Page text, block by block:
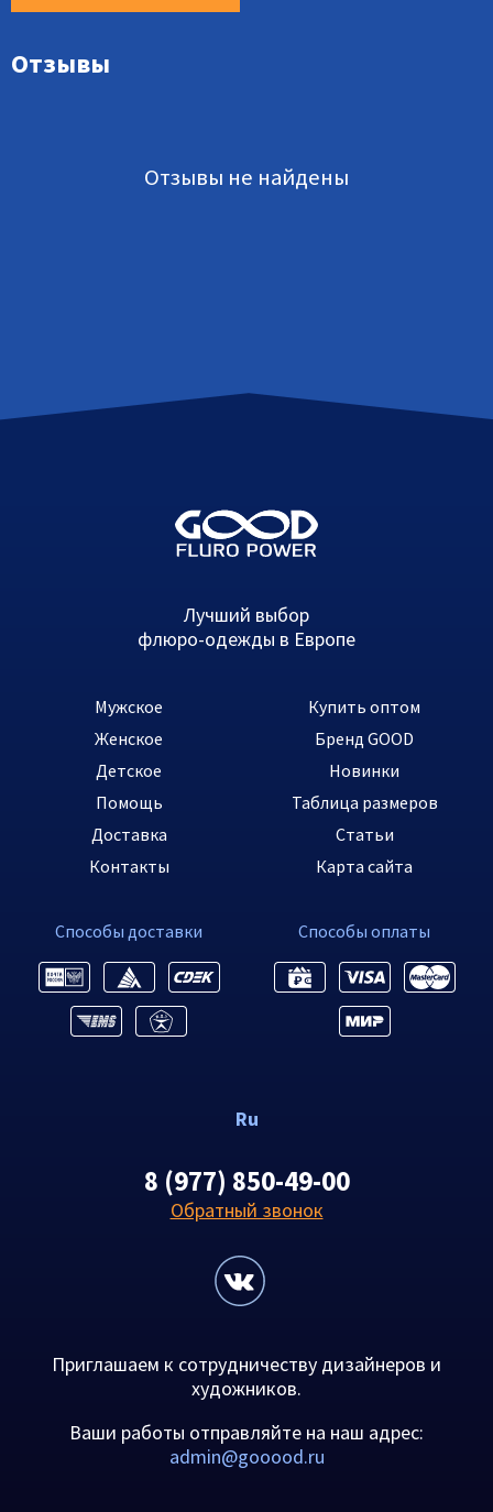
Отзывы
Отзывы не найдены
Мужское
Женское
Детское
Купить оптом
Бренд GOOD
Новинки
Помощь
Доставка
Контакты
Таблица размеров
Статьи
Карта сайта
Ru
8 (977) 850-49-00
Обратный звонок
Лучший выбор
флюро-одежды в Европе
Способы доставки Способы оплаты
Приглашаем к сотрудничеству дизайнеров и
художников.
Ваши работы отправляйте на наш адрес:
admin@gooood.ru